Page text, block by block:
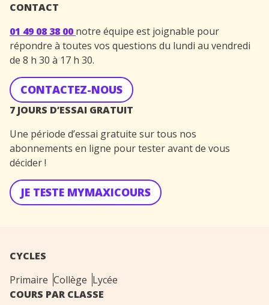
CONTACT
01 49 08 38 00 notre équipe est joignable pour
répondre à toutes vos questions du lundi au vendredi
de 8 h 30 à 17 h 30.
CONTACTEZ-NOUS
7 JOURS D’ESSAI GRATUIT
Une période d’essai gratuite sur tous nos
abonnements en ligne pour tester avant de vous
décider !
JE TESTE MYMAXICOURS
CYCLES
Primaire Collège Lycée
COURS PAR CLASSE